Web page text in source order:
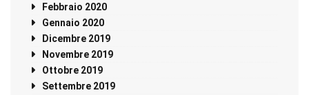
Febbraio 2020
Gennaio 2020
Dicembre 2019
Novembre 2019
Ottobre 2019
Settembre 2019